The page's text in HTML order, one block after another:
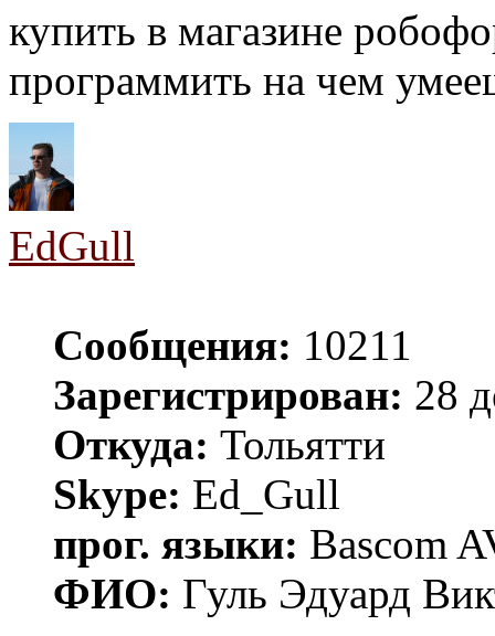
купить в магазине
программить на чем
EdGull
Сообщения: 10211
Зарегистрирован: 28
Откуда: Тольятти
Skype: Ed_Gull
прог. языки: Bascom
ФИО: Гуль Эдуард